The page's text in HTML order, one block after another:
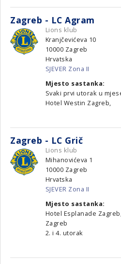
Zagreb - LC Agram
Lions klub
Kranjčevićeva 10
10000 Zagreb
Hrvatska
SJEVER Zona II
Mjesto sastanka:
Svaki prvi utorak u
Hotel Westin Zagreb,
Zagreb - LC Grič
Lions klub
Mihanovićeva 1
10000 Zagreb
Hrvatska
SJEVER Zona II
Mjesto sastanka:
Hotel Esplanade
Zagreb
2. i 4. utorak